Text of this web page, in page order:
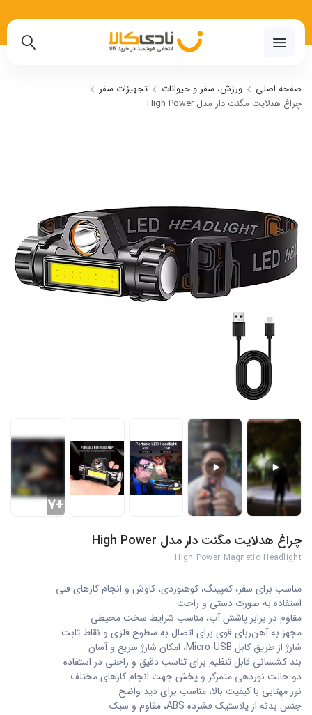
صفحه اصلی ورزش، سفر و حیوانات
تجهیزات سفر
چراغ هدلایت مگنت دار مدل High Power
+7
چراغ هدلایت مگنت دار مدل High Power
High Power Magnetic Headlight
مناسب برای سفر، کمپینگ، کوهنوردی، کاوش و انجام کارهای فنی
استفاده به صورت دستی و راحت
مقاوم در برابر پاشش آب، مناسب شرایط سخت محیطی
مجهز به آهن‌ربای قوی برای اتصال به سطوح فلزی و نقاط ثابت
شارژ از طریق کابل Micro-USB، امکان شارژ سریع و آسان
بند کشسانی قابل تنظیم برای تناسب دقیق و راحتی در استفاده
دو حالت نوردهی متمرکز و پخش جهت انجام کارهای مختلف
نور مهتابی با کیفیت بالا، مناسب برای دید واضح
جنس بدنه از پلاستیک فشرده ABS، مقاوم و سبک